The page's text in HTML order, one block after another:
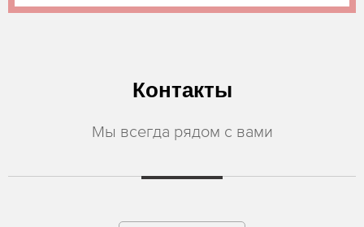
Контакты
Мы всегда рядом с вами